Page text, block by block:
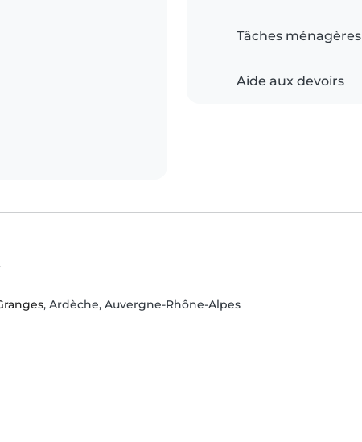
Tâches ménagères
Aide aux devoirs
, Ardèche, Auvergne-Rhône-Alpes